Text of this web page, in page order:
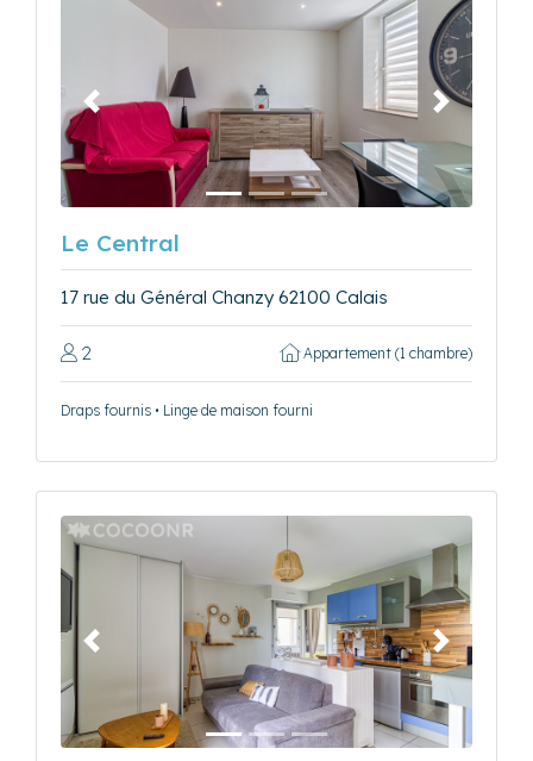
Précédent Suivant
Le Central
17 rue du Général Chanzy 62100 Calais
2 Appartement (1 chambre)
Draps fournis • Linge de maison fourni
Précédent Suivant